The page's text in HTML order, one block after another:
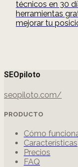
técnicos en 30
herramientas
mejorar tu
SEOpiloto
seopiloto.com/
PRODUCTO
Cómo
Características
Precios
FAQ